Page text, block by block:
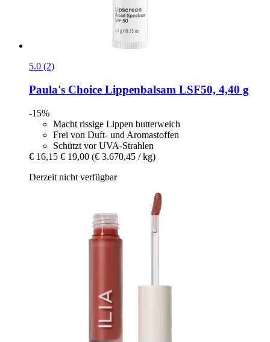
5.0 (2)
Paula's Choice Lippenbalsam LSF50, 4,40 g
-15%
Macht rissige Lippen butterweich
Frei von Duft- und Aromastoffen
Schützt vor UVA-Strahlen
€ 16,15 € 19,00 (€ 3.670,45 / kg)
Derzeit nicht verfügbar